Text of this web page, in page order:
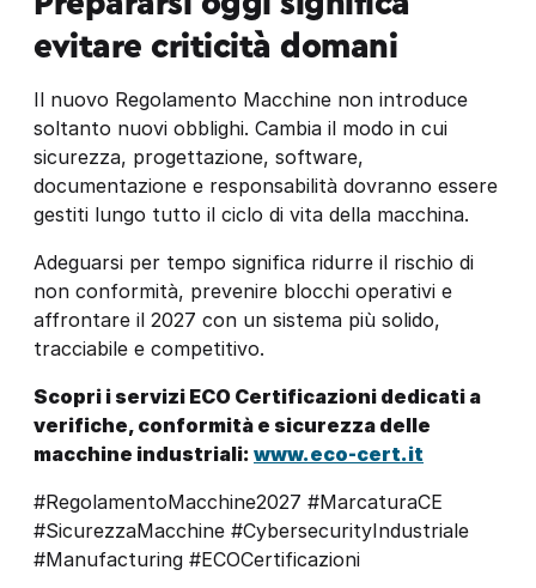
evitare criticità domani
Il nuovo Regolamento Macchine non introduce
soltanto nuovi obblighi. Cambia il modo in cui
sicurezza, progettazione, software,
documentazione e responsabilità dovranno essere
gestiti lungo tutto il ciclo di vita della macchina.
Adeguarsi per tempo significa ridurre il rischio di
non conformità, prevenire blocchi operativi e
affrontare il 2027 con un sistema più solido,
tracciabile e competitivo.
Scopri i servizi ECO Certificazioni dedicati a
verifiche, conformità e sicurezza delle
macchine industriali: www.eco-cert.it
#RegolamentoMacchine2027 #MarcaturaCE
#SicurezzaMacchine #CybersecurityIndustriale
#Manufacturing #ECOCertificazioni